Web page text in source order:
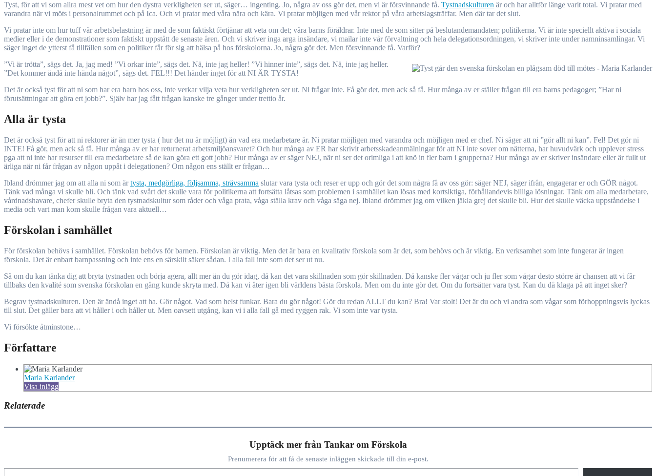
Tyst, för att vi som allra mest vet om hur den dystra verkligheten ser ut, säger… ingenting. Jo, några av oss gör det, men vi är försvinnande få. Tystnadskulturen är och har alltför länge varit total. Vi pratar med
varandra när vi möts i personalrummet och på Ica. Och vi pratar med våra nära och kära. Vi pratar möjligen med vår rektor på våra arbetslagsträffar. Men där tar det slut.
Vi pratar inte om hur tuff vår arbetsbelastning är med de som faktiskt förtjänar att veta om det; våra barns föräldrar. Inte med de som sitter på beslutandemandaten; politikerna. Vi är inte speciellt aktiva i sociala
medier eller i de demonstrationer som faktiskt uppstått de senaste åren. Och vi skriver inga arga insändare, vi mailar inte vår förvaltning och hela delegationsordningen, vi skriver inte under namninsamlingar. Vi
säger inget de ytterst få tillfällen som en politiker får för sig att hälsa på hos förskolorna. Jo, några gör det. Men försvinnande få. Varför?
”Vi är trötta”, sägs det. Ja, jag med! ”Vi orkar inte”, sägs det. Nä, inte jag heller! ”Vi hinner inte”, sägs det. Nä, inte jag heller.
”Det kommer ändå inte hända något”, sägs det. FEL!!! Det händer inget för att NI ÄR TYSTA!
Det är också tyst för att ni som har era barn hos oss, inte verkar vilja veta hur verkligheten ser ut. Ni frågar inte. Få gör det, men ack så få. Hur många av er ställer frågan till era barns pedagoger; ”Har ni
förutsättningar att göra ert jobb?”. Själv har jag fått frågan kanske tre gånger under trettio år.
Alla är tysta
Det är också tyst för att ni rektorer är än mer tysta ( hur det nu är möjligt) än vad era medarbetare är. Ni pratar möjligen med varandra och möjligen med er chef. Ni säger att ni ”gör allt ni kan”. Fel! Det gör ni
INTE! Få gör, men ack så få. Hur många av er har returnerat arbetsmiljöansvaret? Och hur många av ER har skrivit arbetsskadeanmälningar för att NI inte sover om nätterna, har huvudvärk och upplever stress
pga att ni inte har resurser till era medarbetare så de kan göra ett gott jobb? Hur många av er säger NEJ, när ni ser det orimliga i att knö in fler barn i grupperna? Hur många av er skriver insändare eller är fullt ut
ärliga när ni får frågan av någon uppåt i delegationen? Om någon ens ställt er frågan…
Ibland drömmer jag om att alla ni som ärtysta, medgörliga, följsamma, strävsamma slutar vara tysta och reser er upp och gör det som några få av oss gör: säger NEJ, säger ifrån, engagerar er och GÖR något.
Tänk vad många vi skulle bli. Och tänk vad svårt det skulle vara för politikerna att fortsätta låtsas som problemen i samhället kan lösas med kortsiktiga, förhållandevis billiga lösningar. Tänk om alla medarbetare,
vårdnadshavare, chefer skulle bryta den tystnadskultur som råder och våga prata, våga ställa krav och våga säga nej. Ibland drömmer jag om vilken jäkla grej det skulle bli. Hur det skulle väcka uppståndelse i
media och vart man kom skulle frågan vara aktuell…
Förskolan i samhället
För förskolan behövs i samhället. Förskolan behövs för barnen. Förskolan är viktig. Men det är bara en kvalitativ förskola som är det, som behövs och är viktig. En verksamhet som inte fungerar är ingen
förskola. Det är enbart barnpassning och inte ens en särskilt säker sådan. I alla fall inte som det ser ut nu.
Så om du kan tänka dig att bryta tystnaden och börja agera, allt mer än du gör idag, då kan det vara skillnaden som gör skillnaden. Då kanske fler vågar och ju fler som vågar desto större är chansen att vi får
tillbaks den kvalité som svenska förskolan en gång kunde skryta med. Då kan vi åter igen bli världens bästa förskola. Men om du inte gör det. Om du fortsätter vara tyst. Kan du då klaga på att inget sker?
Begrav tystnadskulturen. Den är ändå inget att ha. Gör något. Vad som helst funkar. Bara du gör något! Gör du redan ALLT du kan? Bra! Var stolt! Det är du och vi andra som vågar som förhoppningsvis lyckas
till slut. Det gäller bara att vi håller i och håller ut. Men oavsett utgång, kan vi i alla fall gå med ryggen rak. Vi som inte var tysta.
Vi försökte åtminstone…
Författare
Maria Karlander
Visa inlägg
Relaterade
Upptäck mer från Tankar om Förskola
Prenumerera för att få de senaste inläggen skickade till din e-post.
Skriv din e-post …